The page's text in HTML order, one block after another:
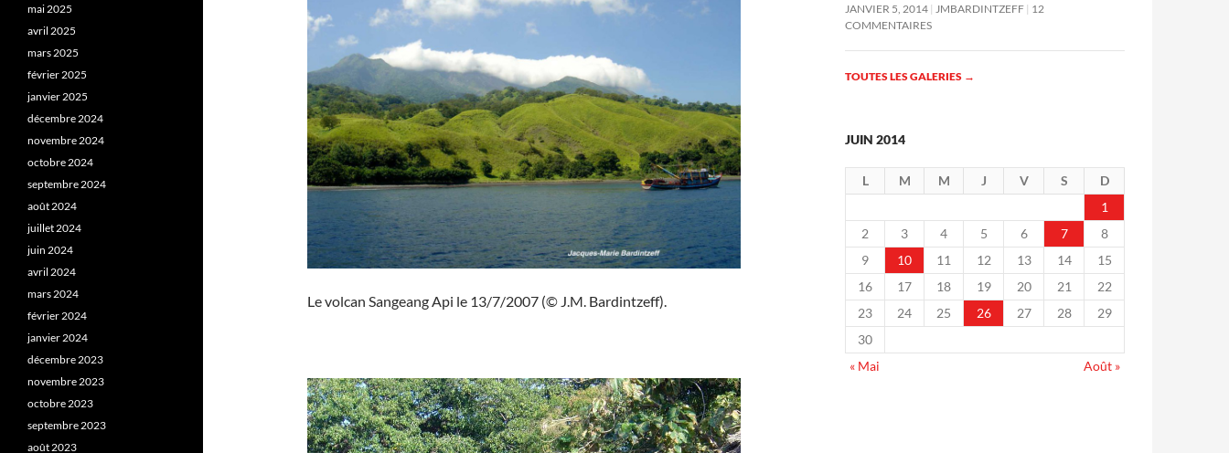
Le volcan Sangeang Api le 13/7/2007 (© J.M. Bardintzeff).
JANVIER 5, 2014
JMBARDINTZEFF 12
COMMENTAIRES
TOUTES LES GALERIES →
JUIN 2014
L M M J V S
D
1
2
3 4 5 6 7
8
9
10 11 12 13 14
15
16
17 18 19 20 21
22
23
24 25 26 27 28
29
30
« Mai
Août »
mai 2025
avril 2025
mars 2025
février 2025
janvier 2025
décembre 2024
novembre 2024
octobre 2024
septembre 2024
août 2024
juillet 2024
juin 2024
avril 2024
mars 2024
février 2024
janvier 2024
décembre 2023
novembre 2023
octobre 2023
septembre 2023
août 2023